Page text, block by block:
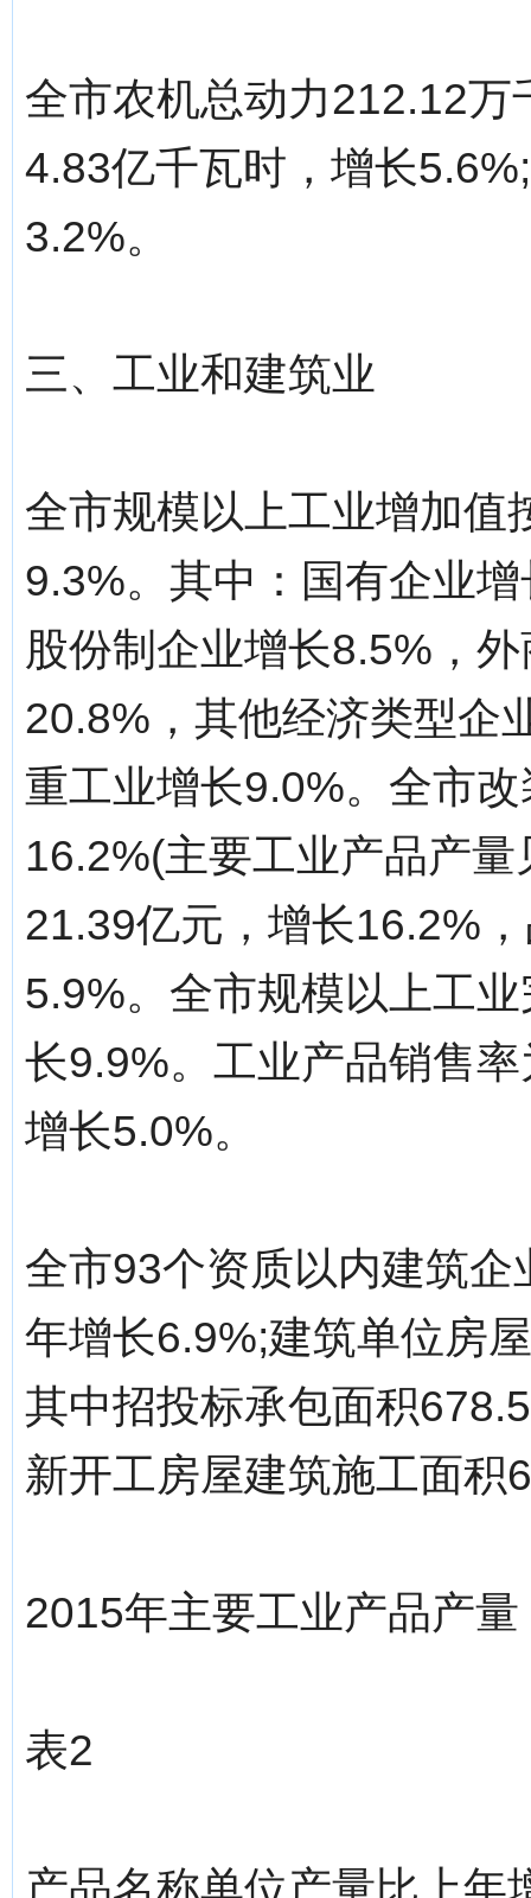
全市农机总动力212.12
4.83亿千瓦时，增长
3.2%。
三、工业和建筑业
全市规模以上工业增加值
9.3%。其中：国有企业
股份制企业增长8.5%，
20.8%，其他经济类型企
重工业增长9.0%。全市
16.2%(主要工业产品产
21.39亿元，增长16.2%
5.9%。全市规模以上工
长9.9%。工业产品销售
增长5.0%。
全市93个资质以内建筑
年增长6.9%;建筑单位房
其中招投标承包面积
新开工房屋建筑施工面积
2015年主要工业产品产量
表2
产品名称单位产量比上年